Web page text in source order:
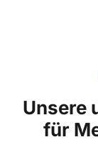
Unsere
für